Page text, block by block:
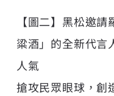
【圖二】黑松邀
粱酒」的全新代言
人氣
搶攻民眾眼球，創